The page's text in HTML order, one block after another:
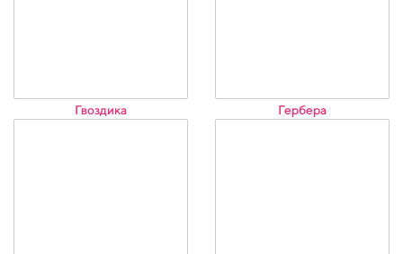
Гвоздика Гербера